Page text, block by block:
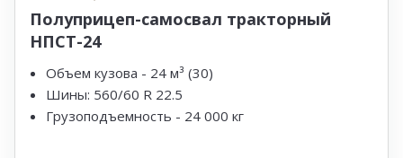
Полуприцеп-самосвал тракторный
НПСТ-24
Объем кузова - 24 м³ (30)
Шины: 560/60 R 22.5
Грузоподъемность - 24 000 кг